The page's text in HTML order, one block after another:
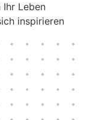
Leben
inspirieren